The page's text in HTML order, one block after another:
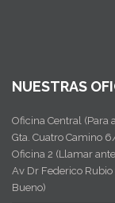
NUESTRAS
Oficina Central (Para
Gta. Cuatro Camino
Oficina 2 (Llamar
Av Dr Federico
Bueno)